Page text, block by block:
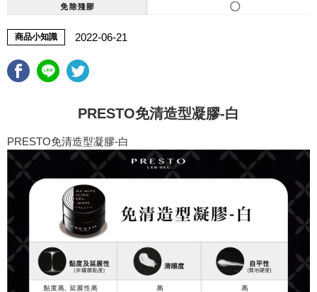
商品小知識 2022-06-21
PRESTO免清造型凝膠-白
PRESTO免清造型凝膠-白